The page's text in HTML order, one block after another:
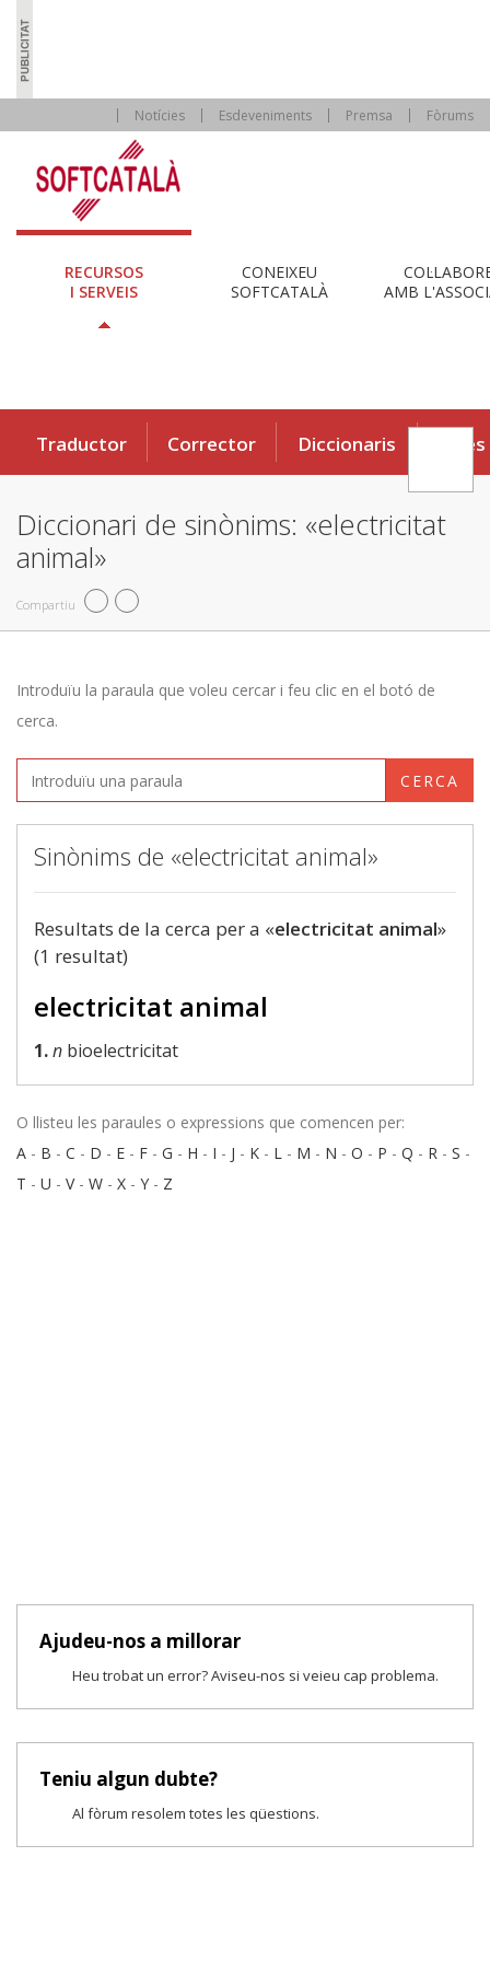
Notícies Esdeveniments Premsa Fòrums
RECURSOS
I SERVEIS
CONEIXEU
SOFTCATALÀ
AMB
Traductor Corrector Diccionaris Eines
Diccionari de sinònims: «electricitat
animal»
Compartiu
Introduïu la paraula que voleu cercar i feu clic en el botó de
cerca.
CERCA
Sinònims de «electricitat animal»
Resultats de la cerca per a «electricitat animal»
(1 resultat)
electricitat animal
1.n bioelectricitat
O llisteu les paraules o expressions que comencen per:
A - B - C - D - E - F - G - H - I - J - K - L - M - N - O - P - Q - R - S -
T - U - V- W - X - Y - Z
Ajudeu-nos a millorar
Heu trobat un error? Aviseu-nos si veieu cap problema.
Teniu algun dubte?
Al fòrum resolem totes les qüestions.